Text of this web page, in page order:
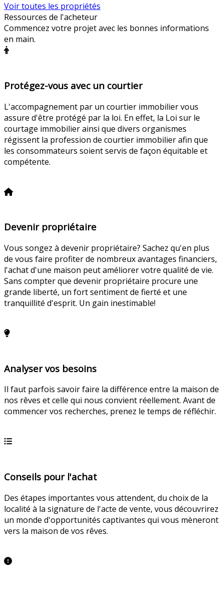
Voir toutes les propriétés
Ressources de l'acheteur
Commencez votre projet avec les bonnes informations
en main.
Protégez-vous avec un courtier
L'accompagnement par un courtier immobilier vous
assure d'être protégé par la loi. En effet, la Loi sur le
courtage immobilier ainsi que divers organismes
régissent la profession de courtier immobilier afin que
les consommateurs soient servis de façon équitable et
compétente.
Devenir propriétaire
Vous songez à devenir propriétaire? Sachez qu'en plus
de vous faire profiter de nombreux avantages financiers,
l'achat d'une maison peut améliorer votre qualité de vie.
Sans compter que devenir propriétaire procure une
grande liberté, un fort sentiment de fierté et une
tranquillité d'esprit. Un gain inestimable!
Analyser vos besoins
Il faut parfois savoir faire la différence entre la maison de
nos rêves et celle qui nous convient réellement. Avant de
commencer vos recherches, prenez le temps de réfléchir.
Conseils pour l'achat
Des étapes importantes vous attendent, du choix de la
localité à la signature de l'acte de vente, vous découvrirez
un monde d'opportunités captivantes qui vous mèneront
vers la maison de vos rêves.